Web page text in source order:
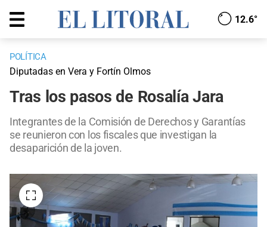
12.6°
POLÍTICA
Diputadas en Vera y Fortín Olmos
Tras los pasos de Rosalía Jara
Integrantes de la Comisión de Derechos y Garantías
se reunieron con los fiscales que investigan la
desaparición de la joven.